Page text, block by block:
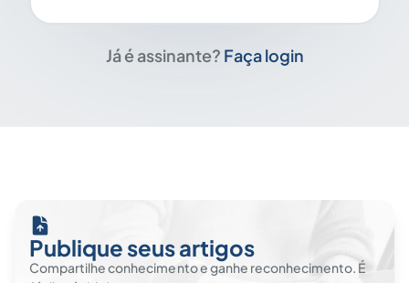
Já é assinante? Faça login
Publique seus artigos
Compartilhe conhecimento e ganhe reconhecimento. É